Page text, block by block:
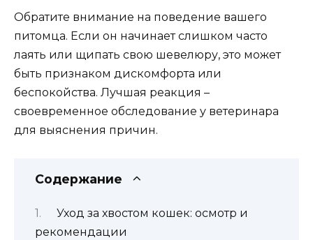
Обратите внимание на поведение вашего
питомца. Если он начинает слишком часто
лаять или щипать свою шевелюру, это может
быть признаком дискомфорта или
беспокойства. Лучшая реакция –
своевременное обследование у ветеринара
для выяснения причин.
Содержание
Уход за хвостом кошек: осмотр и
рекомендации